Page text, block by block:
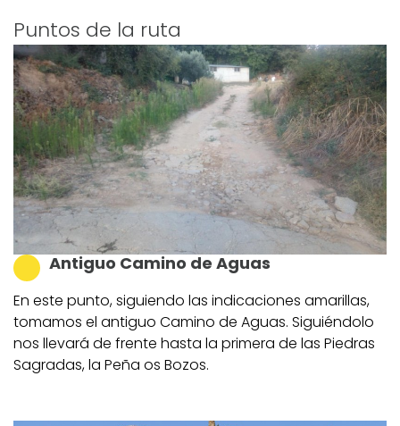
Puntos de la ruta
Antiguo Camino de Aguas
En este punto, siguiendo las indicaciones amarillas,
tomamos el antiguo Camino de Aguas. Siguiéndolo
nos llevará de frente hasta la primera de las Piedras
Sagradas, la Peña os Bozos.